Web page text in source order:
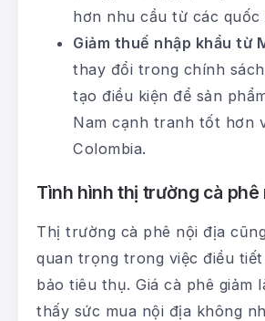
hơn nhu cầu từ các quốc
Giảm thuế nhập khẩu từ
thay đổi trong chính
tạo điều kiện để sản
Nam cạnh tranh tốt hơn
Colombia.
Tình hình thị trường cà phê
Thị trường cà phê nội địa
quan trọng trong việc điều tiết
bảo tiêu thụ. Giá cà phê giảm
thấy sức mua nội địa không